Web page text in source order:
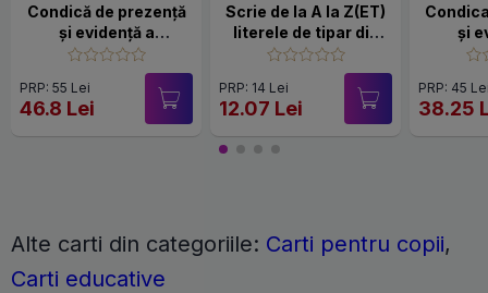
Condică de prezență
și evidență a
activității cadrelor
didactice - preșcolar
PRP: 55 Lei
46.8 Lei
Scrie de la A la Z(ET)
literele de tipar din
alfabet
PRP: 14 Lei
12.07 Lei
și
PRP: 45
38.25
Alte carti din categoriile: Carti pentru copii,
Carti educative